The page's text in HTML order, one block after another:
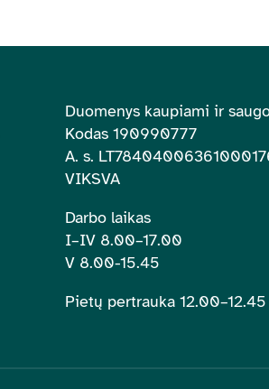
Duomenys kaupiami ir
Kodas 190990777
A. s.
VIKSVA
Darbo laikas
I–IV 8.00–17.00
V 8.00-15.45
Pietų pertrauka 12.00–12.45